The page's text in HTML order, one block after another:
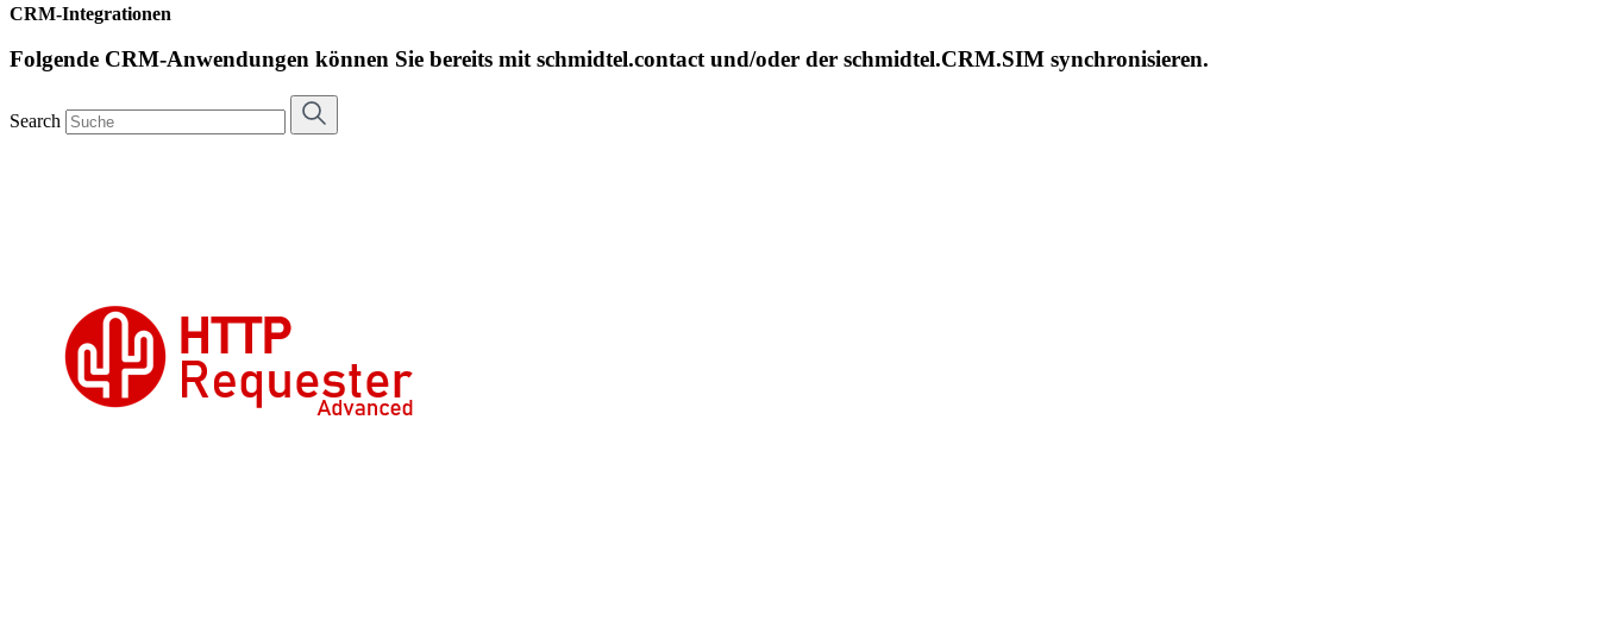
CRM-Integrationen
Folgende CRM-Anwendungen können Sie bereits mit schmidtel.contact und/oder der schmidtel.CRM.SIM synchronisieren.
Search